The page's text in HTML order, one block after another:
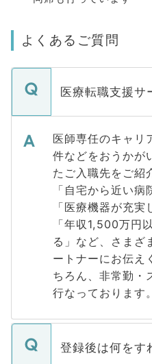
よくあるご質問
医療転職支援サ
医師専任のキャリ
件などをおうかが
たご入職先をご紹
「自宅から近い病
「医療機器が充実
「年収1,500万円
る」など、さまざ
ートナーにお伝え
ちろん、非常勤・
行なっております。
登録後は何をす